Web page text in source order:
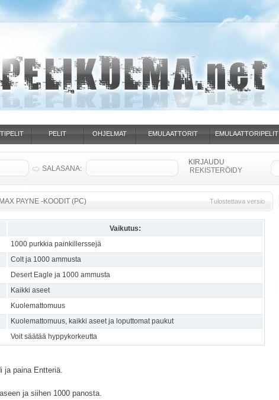
PELIT OHJELMAT EMULAATTORIT EMULAATTORIPELIT
PAYNE -KOODIT (PC) Tulostettava versio
Vaikutus:
1000 purkkia painkillerssejä
Colt ja 1000 ammusta
Desert Eagle ja 1000 ammusta
Kaikki aseet
Kuolemattomuus
Kuolemattomuus, kaikki aseet ja loputtomat paukut
Voit säätää hyppykorkeutta
ja paina Entteriä.
ja siihen 1000 panosta.
SALASANA: REKISTERÖIDY